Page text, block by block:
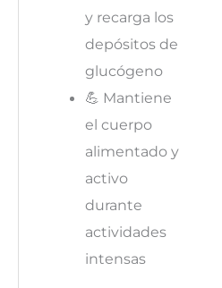
y recarga los
depósitos de
glucógeno
💪 Mantiene
el cuerpo
alimentado y
activo
durante
actividades
intensas